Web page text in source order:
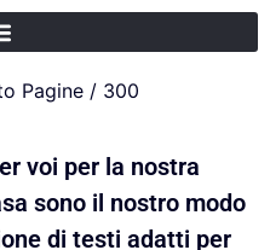
Pagine / 300
voi per la nostra
sono il nostro modo
di testi adatti per